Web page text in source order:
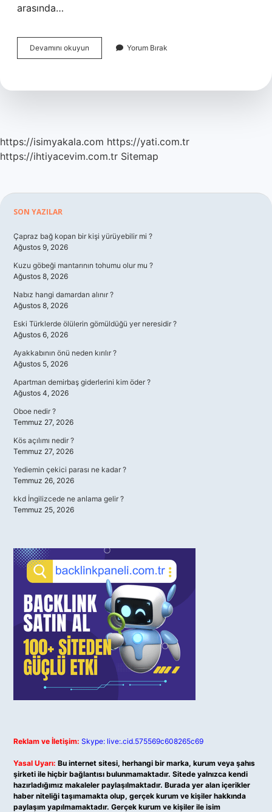
arasında…
Devamını okuyun
Bankası
Ne
Yorum Bırak
https://isimyakala.com https://yati.com.tr
https://ihtiyacevim.com.tr Sitemap
Sidebar
SON YAZILAR
Çapraz bağ kopan bir kişi yürüyebilir mi ?
Ağustos 9, 2026
Kuzu göbeği mantarının tohumu olur mu ?
Ağustos 8, 2026
Nabız hangi damardan alınır ?
Ağustos 8, 2026
Eski Türklerde ölülerin gömüldüğü yer neresidir ?
Ağustos 6, 2026
Ayakkabının önü neden kırılır ?
Ağustos 5, 2026
Apartman demirbaş giderlerini kim öder ?
Ağustos 4, 2026
Oboe nedir ?
Temmuz 27, 2026
Kös açılımı nedir ?
Temmuz 27, 2026
Yediemin çekici parası ne kadar ?
Temmuz 26, 2026
kkd İngilizcede ne anlama gelir ?
Temmuz 25, 2026
Reklam ve İletişim: Skype: live:.cid.575569c608265c69
Yasal Uyarı: Bu internet sitesi, herhangi bir marka, kurum veya şahıs
şirketi ile hiçbir bağlantısı bulunmamaktadır. Sitede yalnızca kendi
hazırladığımız makaleler paylaşılmaktadır. Burada yer alan içerikler
haber niteliği taşımamakta olup, gerçek kurum ve kişiler hakkında
paylaşım yapılmamaktadır. Gerçek kurum ve kişiler ile isim